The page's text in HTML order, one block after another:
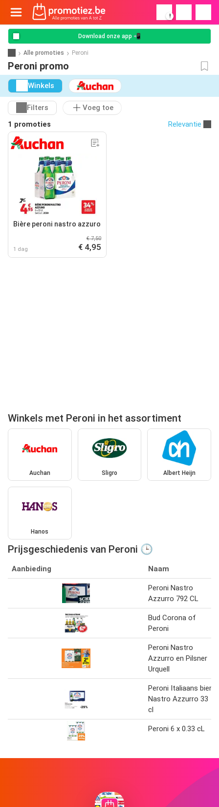
!
Download onze app 📲
Alle promoties Peroni
Peroni promo
Winkels
Filters
Voeg toe
1 promoties
Relevantie
Bière peroni nastro azzuro
1 dag
€ 7,50
€ 4,95
Winkels met Peroni in het assortiment
Auchan Sligro Albert Heijn
Hanos
Prijsgeschiedenis van Peroni 🕒
Aanbieding Naam
Peroni Nastro
Azzurro 792 CL
Bud Corona of
Peroni
Peroni Nastro
Azzurro en Pilsner
Urquell
Peroni Italiaans bier
Nastro Azzurro 33
cl
Peroni 6 x 0.33 cL